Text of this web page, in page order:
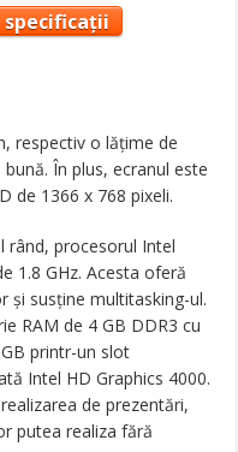
specificații
respectiv o lățime de
În plus, ecranul este
de 1366 x 768 pixeli.
rând, procesorul Intel
1.8 GHz. Acesta oferă
și susține multitasking-ul.
RAM de 4 GB DDR3 cu
printr-un slot
Intel HD Graphics 4000.
de prezentări,
putea realiza fără